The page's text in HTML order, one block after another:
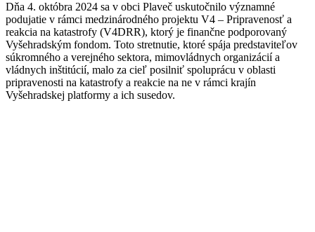
Dňa 4. októbra 2024 sa v obci Plaveč uskutočnilo významné
podujatie v rámci medzinárodného projektu V4 – Pripravenosť a
reakcia na katastrofy (V4DRR), ktorý je finančne podporovaný
Vyšehradským fondom. Toto stretnutie, ktoré spája predstaviteľov
súkromného a verejného sektora, mimovládnych organizácií a
vládnych inštitúcií, malo za cieľ posilniť spoluprácu v oblasti
pripravenosti na katastrofy a reakcie na ne v rámci krajín
Vyšehradskej platformy a ich susedov.